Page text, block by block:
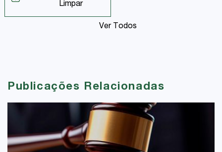
Limpar
Ver Todos
Publicações Relacionadas